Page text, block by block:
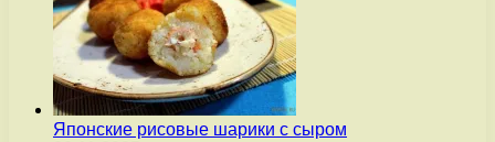
Японские рисовые шарики с сыром